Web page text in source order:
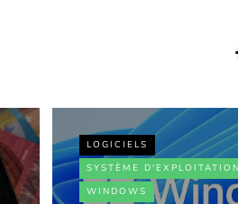
LOGICIELS
SYSTÈME D'EXPLOITATION
WINDOWS